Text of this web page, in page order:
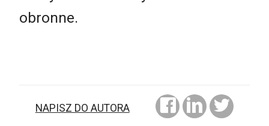
obronne.
NAPISZ DO AUTORA